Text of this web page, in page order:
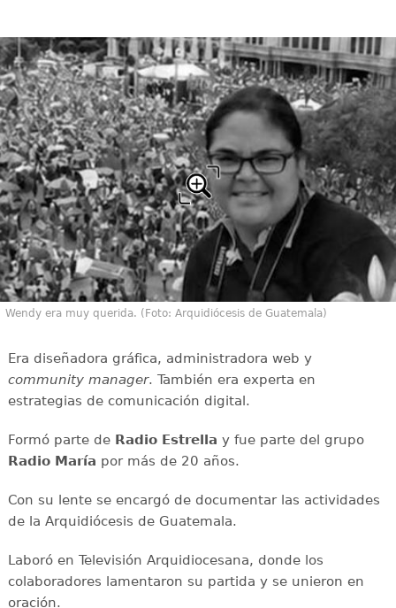
Wendy era muy querida. (Foto: Arquidiócesis de Guatemala)
Era diseñadora gráfica, administradora web y
community manager. También era experta en
estrategias de comunicación digital.
Formó parte de Radio Estrella y fue parte del grupo
Radio María por más de 20 años.
Con su lente se encargó de documentar las actividades
de la Arquidiócesis de Guatemala.
Laboró en Televisión Arquidiocesana, donde los
colaboradores lamentaron su partida y se unieron en
oración.